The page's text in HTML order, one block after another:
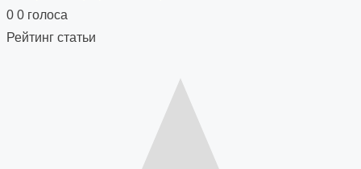
navigation
0 0 голоса
Рейтинг статьи